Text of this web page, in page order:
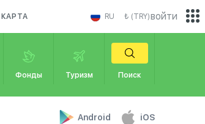
КАРТА RU ₺ (TRY)
Фонды Туризм Поиск
Android iOS
войти